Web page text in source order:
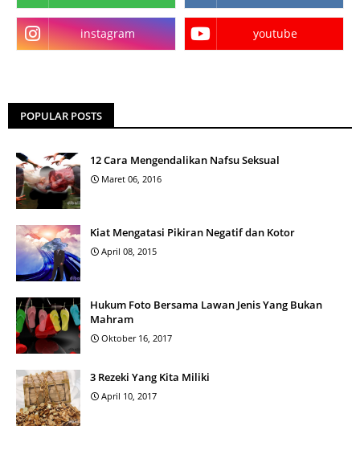
instagram youtube
POPULAR POSTS
12 Cara Mengendalikan Nafsu Seksual
Maret 06, 2016
Kiat Mengatasi Pikiran Negatif dan Kotor
April 08, 2015
Hukum Foto Bersama Lawan Jenis Yang Bukan
Mahram
Oktober 16, 2017
3 Rezeki Yang Kita Miliki
April 10, 2017